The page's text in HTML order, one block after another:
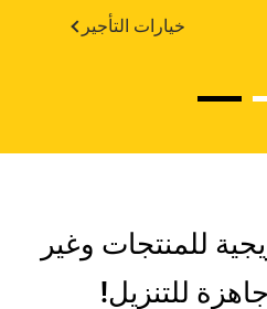
خيارات التأجير
للمنتجات وغير
للتنزيل!